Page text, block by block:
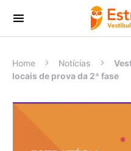
Procurar:
Home Notícias
locais de prova da 2ª fase